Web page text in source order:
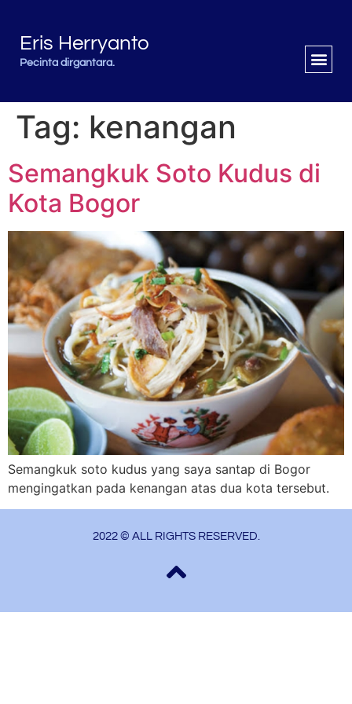
Eris Herryanto
Pecinta dirgantara.
Tag: kenangan
Semangkuk Soto Kudus di
Kota Bogor
Semangkuk soto kudus yang saya santap di Bogor
mengingatkan pada kenangan atas dua kota tersebut.
2022 © ALL RIGHTS RESERVED.